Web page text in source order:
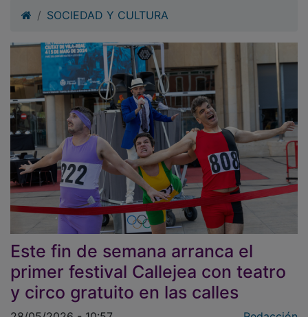
Este fin de semana arranca el
primer festival Callejea con teatro
y circo gratuito en las calles
28/05/2026 - 10:57